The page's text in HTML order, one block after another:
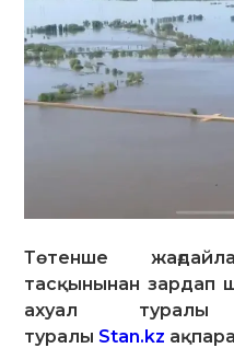
Төтенше
тасқынынан зардап
ахуал
туралы Stan.kz